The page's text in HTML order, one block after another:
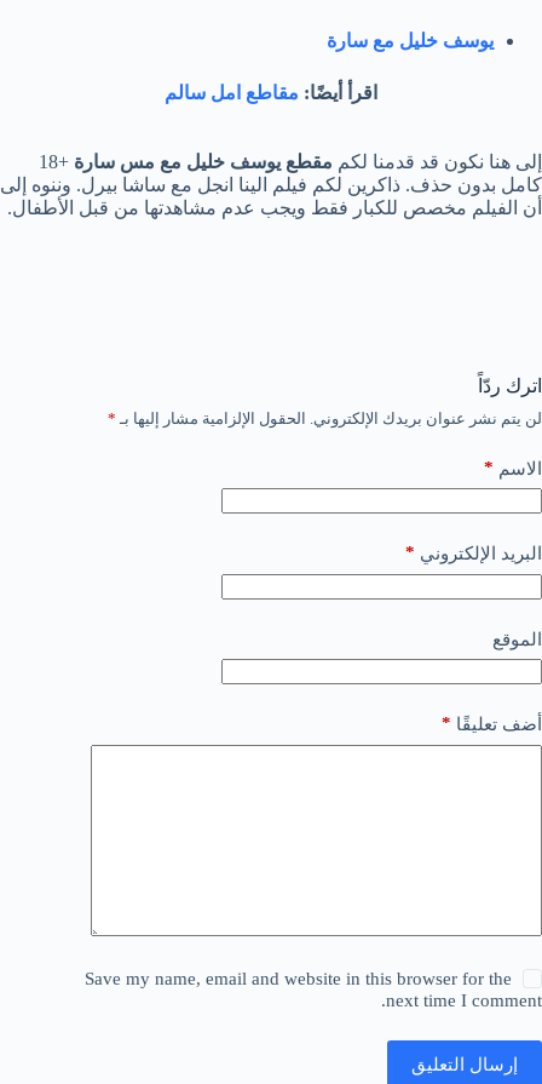
يوسف خليل مع سارة
اقرأ أيضًا: مقاطع امل سالم
إلى هنا نكون قد قدمنا لكم مقطع يوسف خليل مع مس سارة
+18
كامل بدون حذف. ذاكرين لكم فيلم الينا انجل مع ساشا بيرل. وننوه إلى
أن الفيلم مخصص للكبار فقط ويجب عدم مشاهدتها من قبل الأطفال.
اترك ردّاً
لن يتم نشر عنوان بريدك الإلكتروني. الحقول الإلزامية مشار إليها بـ *
الاسم *
البريد الإلكتروني *
الموقع
أضف تعليقًا *
Save my name, email and website in this browser for the
next time I comment.
إرسال التعليق